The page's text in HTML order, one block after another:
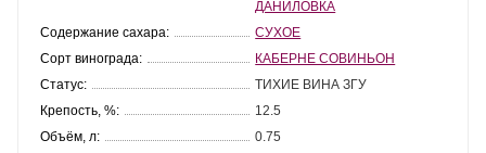
ДАНИЛОВКА
Содержание сахара:
СУХОЕ
Сорт винограда:
КАБЕРНЕ СОВИНЬОН
Статус:
ТИХИЕ ВИНА ЗГУ
Крепость, %:
12.5
Объём, л:
0.75